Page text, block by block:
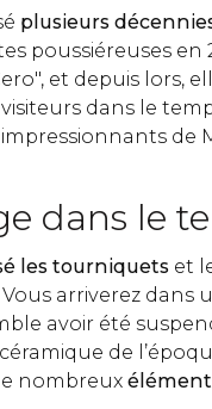
plusieurs
poussiéreuses en
et depuis lors,
dans le
de
dans le
les tourniquets et
Vous arriverez
avoir été
de
nombreux